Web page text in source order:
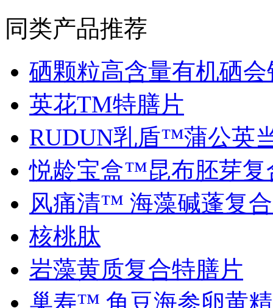
同类产品推荐
硒颗粒高含量有机硒会
英花TM特膳片
RUDUN乳盾™蒲公英
悦龄宝盒™昆布胚芽复
风痛清™ 海藻碱蓬复
核桃肽
岩藻黄质复合特膳片
巢寿™ 角豆海参卵黄